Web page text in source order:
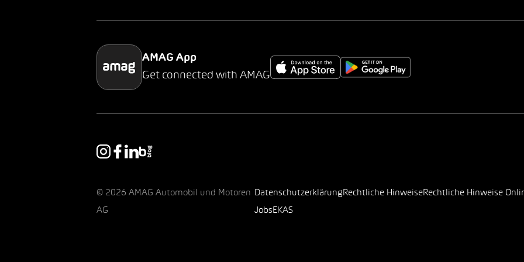
AMAG App
Get connected with AMAG
© 2026 AMAG Automobil und Motoren
AG
Datenschutzerklärung Rechtliche HinweiseRechtliche Hinweise
Jobs EKAS